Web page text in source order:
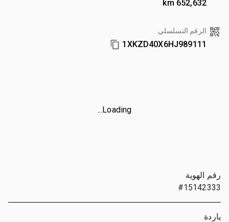
652,632 km
الرقم التسلسلي
1XKZD40X6HJ989111
Loading...
رقم الهوية
#15142333
ياردة